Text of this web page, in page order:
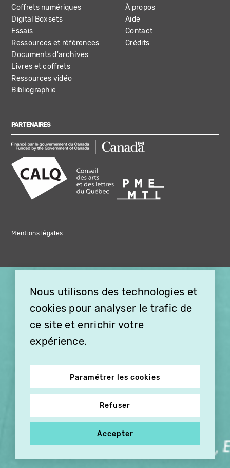
Coffrets numériques
Digital Boxsets
Essais
Ressources et références
Documents d'archives
Livres et coffrets
Ressources vidéo
Bibliographie
À propos
Aide
Contact
Crédits
PARTENAIRES
Mentions légales
Nous utilisons des technologies et
cookies pour analyser le trafic de
ce site et enrichir votre
expérience.
Paramétrer les cookies
Refuser
Accepter
OFFREZ LA VIDÉO EN
CADEAU, ABONNEZ VOS
PROCHES À VITHÈQUE !